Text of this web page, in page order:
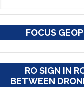
FOCUS
RO SIGN IN
BETWEEN